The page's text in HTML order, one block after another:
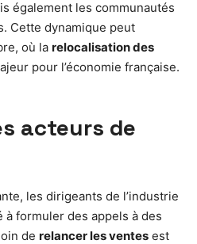
également les communautés
Cette dynamique peut
où la relocalisation des
pour l’économie française.
acteurs de
les dirigeants de l’industrie
formuler des appels à des
de relancer les ventes est